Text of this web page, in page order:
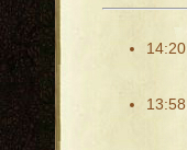
14:20
13:58